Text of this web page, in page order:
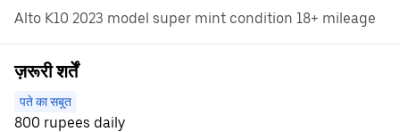
Alto K10 2023 model super mint condition 18+ mileage
ज़रूरी शर्तें
पते का सबूत
800 rupees daily